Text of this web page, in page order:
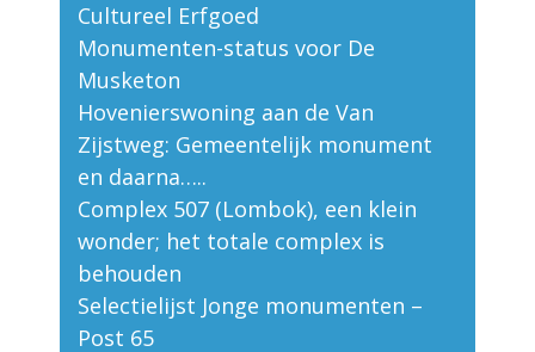
Cultureel Erfgoed
Monumenten-status voor De
Musketon
Hovenierswoning aan de Van
Zijstweg: Gemeentelijk monument
en daarna…..
Complex 507 (Lombok), een klein
wonder; het totale complex is
behouden
Selectielijst Jonge monumenten –
Post 65